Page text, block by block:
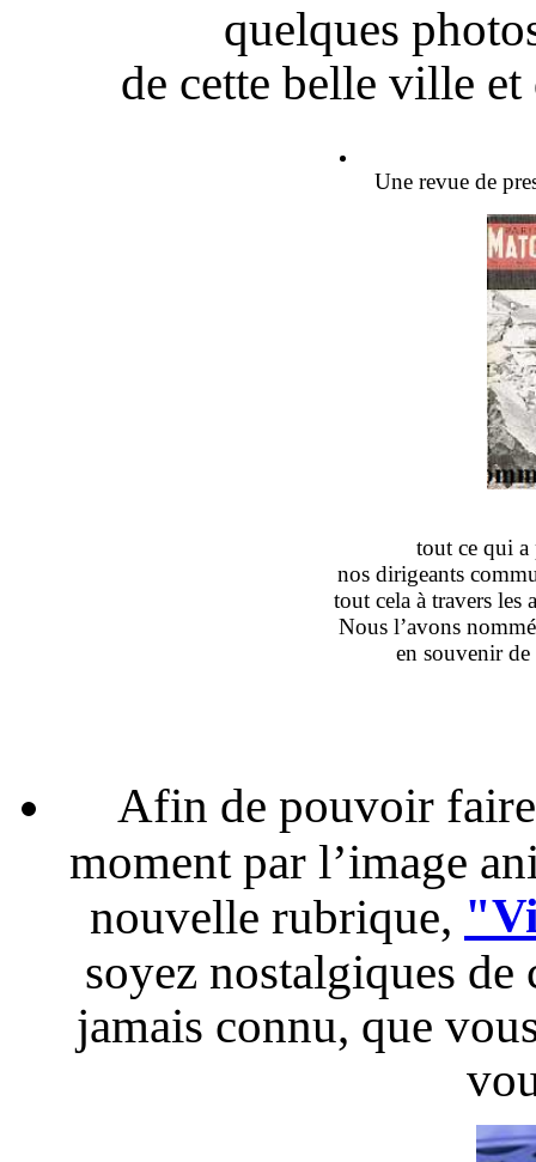
quelques
de cette belle ville
Une revue de
tout ce qui
nos dirigeants
tout cela à travers les
Nous l’avons
en souvenir
Afin de pouvoir
moment par l’image
nouvelle rubrique,
soyez nostalgiques de
jamais connu, que